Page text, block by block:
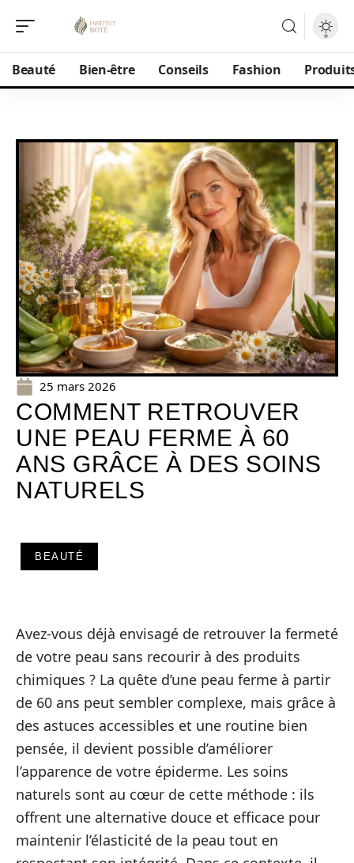
Beauté Bien-être Conseils Fashion
25 mars 2026
COMMENT RETROUVER
UNE PEAU FERME À 60
ANS GRÂCE À DES SOINS
NATURELS
BEAUTÉ
Avez-vous déjà envisagé de retrouver la fermeté
de votre peau sans recourir à des produits
chimiques ? La quête d’une peau ferme à partir
de 60 ans peut sembler complexe, mais grâce à
des astuces accessibles et une routine bien
pensée, il devient possible d’améliorer
l’apparence de votre épiderme. Les soins
naturels sont au cœur de cette méthode : ils
offrent une alternative douce et efficace pour
maintenir l’élasticité de la peau tout en